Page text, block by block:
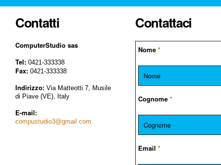
Contatti
ComputerStudio sas
Tel: 0421-333338
Fax: 0421-333338
Indirizzo: Via Matteotti 7, Musile
di Piave (VE), Italy
E-mail:
compustudio3@gmail.com
Contattaci
Nome *
Cognome *
Email *